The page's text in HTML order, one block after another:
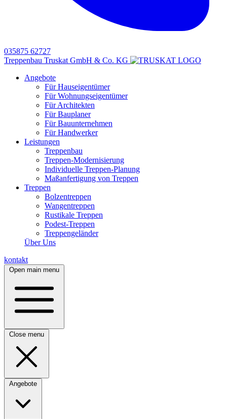
035875 62727
Treppenbau Truskat GmbH & Co. KG
Angebote
Für Hauseigentümer
Für Wohnungseigentümer
Für Architekten
Für Bauplaner
Für Bauunternehmen
Für Handwerker
Leistungen
Treppenbau
Treppen-Modernisierung
Individuelle Treppen-Planung
Maßanfertigung von Treppen
Treppen
Bolzentreppen
Wangentreppen
Rustikale Treppen
Podest-Treppen
Treppengeländer
Über Uns
kontakt
Open main menu
Close menu
Angebote